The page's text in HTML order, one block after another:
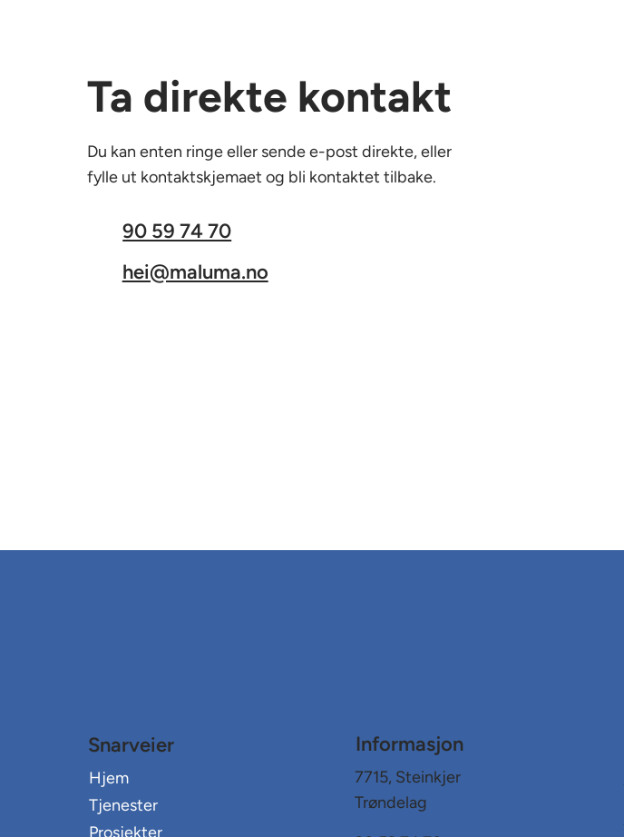
Ta direkte kontakt
Du kan enten ringe eller sende e-post direkte, eller
fylle ut kontaktskjemaet og bli kontaktet tilbake.
90 59 74 70
hei@maluma.no
Snarveier
Hjem
Tjenester
Prosjekter
Informasjon
7715, Steinkjer
Trøndelag